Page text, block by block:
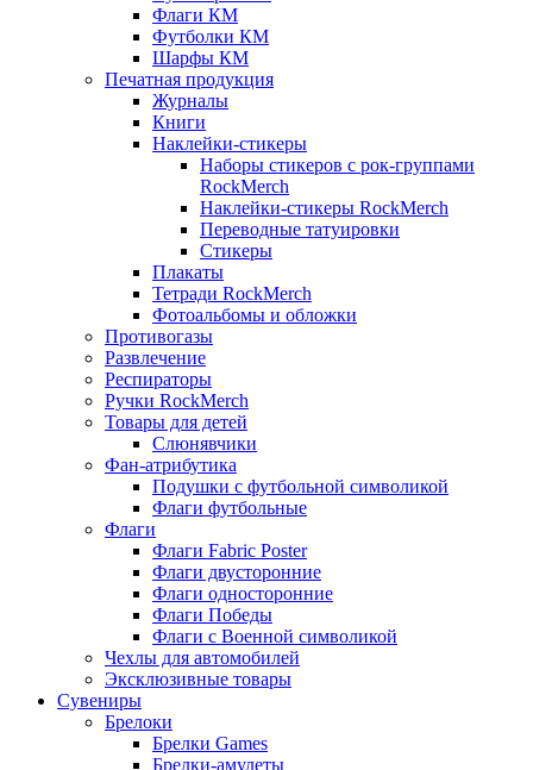
Флаги КМ
Футболки КМ
Шарфы КМ
Печатная продукция
Журналы
Книги
Наклейки-стикеры
Наборы стикеров с рок-группами
RockMerch
Наклейки-стикеры RockMerch
Переводные татуировки
Стикеры
Плакаты
Тетради RockMerch
Фотоальбомы и обложки
Противогазы
Развлечение
Респираторы
Ручки RockMerch
Товары для детей
Слюнявчики
Фан-атрибутика
Подушки с футбольной символикой
Флаги футбольные
Флаги
Флаги Fabric Poster
Флаги двусторонние
Флаги односторонние
Флаги Победы
Флаги с Военной символикой
Чехлы для автомобилей
Эксклюзивные товары
Сувениры
Брелоки
Брелки Games
Брелки-амулеты